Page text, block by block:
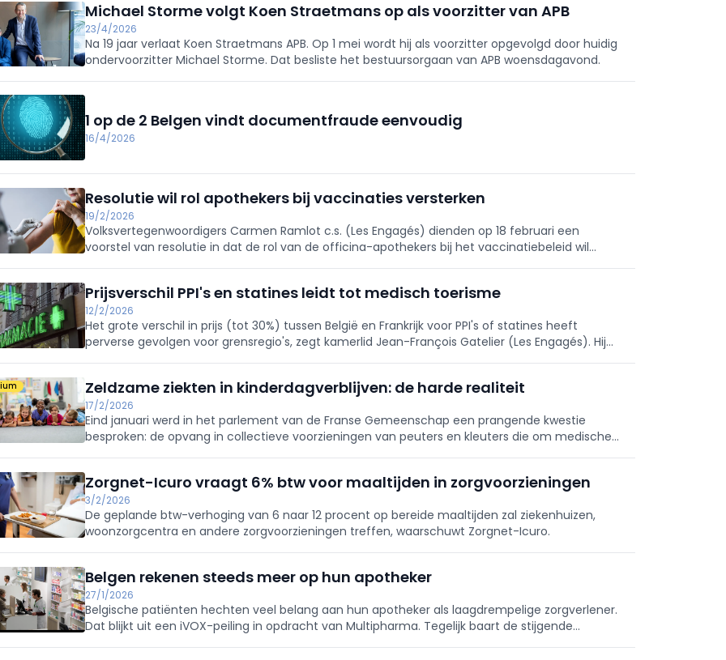
Michael Storme volgt Koen Straetmans op als voorzitter van APB
23/4/2026
Na 19 jaar verlaat Koen Straetmans APB. Op 1 mei wordt hij als voorzitter opgevolgd door huidig
ondervoorzitter Michael Storme. Dat besliste het bestuursorgaan van APB woensdagavond.
1 op de 2 Belgen vindt documentfraude eenvoudig
16/4/2026
Resolutie wil rol apothekers bij vaccinaties versterken
19/2/2026
Volksvertegenwoordigers Carmen Ramlot c.s. (Les Engagés) dienden op 18 februari een
voorstel van resolutie in dat de rol van de officina-apothekers bij het vaccinatiebeleid wil
Prijsverschil PPI's en statines leidt tot medisch toerisme
12/2/2026
Het grote verschil in prijs (tot 30%) tussen België en Frankrijk voor PPI's of statines heeft
perverse gevolgen voor grensregio's, zegt kamerlid Jean-François Gatelier (Les Engagés). Hij
Zeldzame ziekten in kinderdagverblijven: de harde realiteit
17/2/2026
Eind januari werd in het parlement van de Franse Gemeenschap een prangende kwestie
besproken: de opvang in collectieve voorzieningen van peuters en kleuters die om medische
Zorgnet-Icuro vraagt 6% btw voor maaltijden in zorgvoorzieningen
3/2/2026
De geplande btw-verhoging van 6 naar 12 procent op bereide maaltijden zal ziekenhuizen,
woonzorgcentra en andere zorgvoorzieningen treffen, waarschuwt Zorgnet-Icuro.
Belgen rekenen steeds meer op hun apotheker
27/1/2026
Belgische patiënten hechten veel belang aan hun apotheker als laagdrempelige zorgverlener.
Dat blijkt uit een iVOX-peiling in opdracht van Multipharma. Tegelijk baart de stijgende